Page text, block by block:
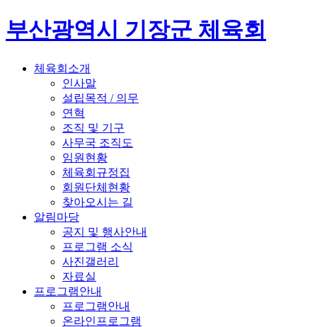
부산광역시 기장군 체육회
체육회소개
인사말
설립목적 / 의무
연혁
조직 및 기구
사무국 조직도
임원현황
체육회규정집
회원단체현황
찾아오시는 길
알림마당
공지 및 행사안내
프로그램 소식
사진갤러리
자료실
프로그램안내
프로그램안내
온라인프로그램